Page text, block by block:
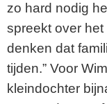
zo hard nodig
spreekt over het
denken dat
tijden.” Voor
kleindochter